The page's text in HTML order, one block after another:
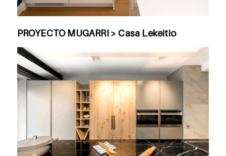
PROYECTO MUGARRI > Casa Lekeitio